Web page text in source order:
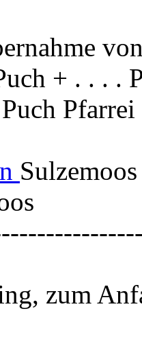
+ . . . .
Pfarrei
zum